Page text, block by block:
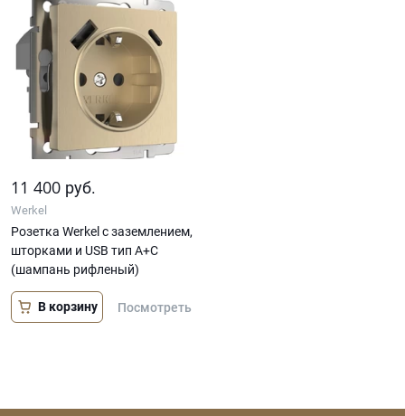
11 400 руб.
Werkel
Розетка Werkel с заземлением,
шторками и USB тип A+C
(шампань рифленый)
В корзину Посмотреть